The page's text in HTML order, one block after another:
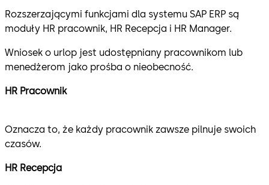
Rozszerzającymi funkcjami dla systemu SAP ERP są
moduły HR pracownik, HR Recepcja i HR Manager.
Wniosek o urlop jest udostępniany pracownikom lub
menedżerom jako prośba o nieobecność.
HR Pracownik
Oznacza to, że każdy pracownik zawsze pilnuje swoich
czasów.
HR Recepcja